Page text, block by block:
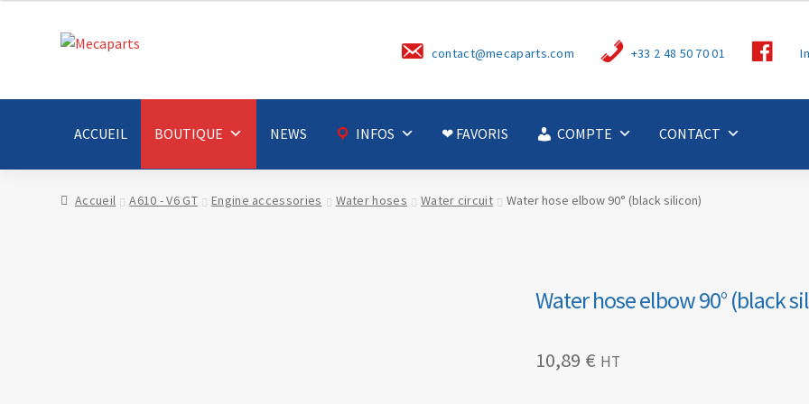
Aller
Aller
contact@mecaparts.com +33 2 48 50 70 01
e
ACCUEIL BOUTIQUE NEWS INFOS ❤ FAVORIS COMPTE CONTACT
Accueil A610 - V6 GT Engine accessories Water hoses Water circuit Water hose elbow 90° (black silicon)
Water hose elbow 90° (black
10,89 € HT